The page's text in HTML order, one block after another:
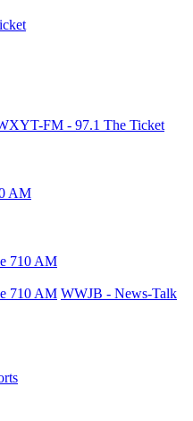
FM - 97.1 The Ticket
AM
710 AM
710 AM WWJB - News-Talk